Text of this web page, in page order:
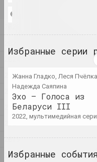
2023
2022
2021
2019
2018
2026
2025
© Леся Пчёлка: вид
Избранные серии
Жанна Гладко, Леся
Надежда Саяпина
Эхо – Голоса из
Беларуси III
2022, мультимедийная серия, перформативная
Избранные события